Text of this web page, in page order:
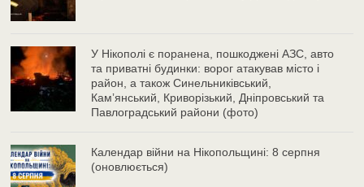
У Нікополі є поранена, пошкоджені АЗС, авто
та приватні будинки: ворог атакував місто і
район, а також Синельниківський,
Камʼянський, Криворізький, Дніпровський та
Павлоградський райони (фото)
Календар війни на Нікопольщині: 8 серпня
(оновлюється)